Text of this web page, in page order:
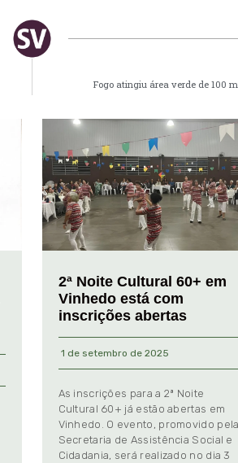
Fogo atingiu área verde de 100
2ª Noite Cultural 60+ em
Vinhedo está com
inscrições abertas
1 de setembro de 2025
As inscrições para a 2ª Noite
Cultural 60+ já estão abertas em
Vinhedo. O evento, promovido pela
Secretaria de Assistência Social e
Cidadania, será realizado no dia 3